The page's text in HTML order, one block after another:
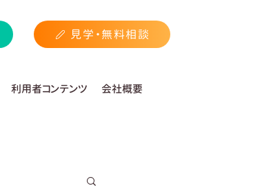
見学・無料相談
利用者コンテンツ 会社概要